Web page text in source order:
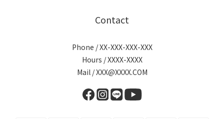
Contact
Phone / XX-XXX-XXX-XXX
Hours / XXXX-XXXX
Mail / XXX@XXXX.COM